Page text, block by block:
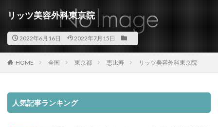
リッツ美容外科東京院
2022年6月16日 2022年7月15日
HOME 全国 東京都 恵比寿 リッツ美容外科東京院
人気記事ランキング